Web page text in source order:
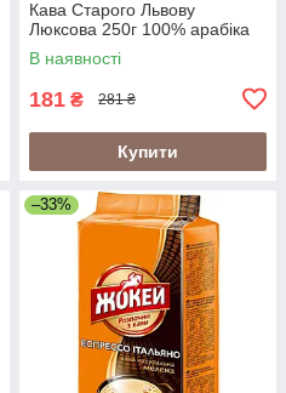
Кава Старого Львову
Люксова 250г 100% арабіка
В наявності
181 ₴ 281 ₴
Купити
–33%